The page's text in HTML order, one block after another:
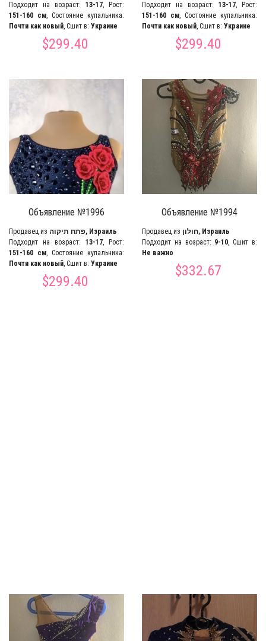
Подходит на возраст: 13-17, Рост:
151-160 см, Состояние купальника:
Почти как новый, Сшит в: Украине
$299.40
Подходит на возраст: 13-17, Рост:
151-160 см, Состояние купальника:
Почти как новый, Сшит в: Украине
$299.40
Объявление №1996
Продавец из
פתח תיקוה, Израиль
Подходит на возраст: 13-17, Рост:
151-160 см, Состояние купальника:
Почти как новый, Сшит в: Украине
$299.40
Объявление №1994
Продавец из
חולון, Израиль
Подходит на возраст: 9-10, Сшит в:
Не важно
$332.67